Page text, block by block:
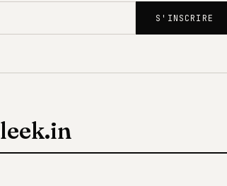
S'INSCRIRE